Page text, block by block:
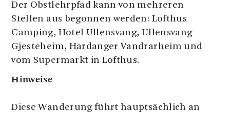
Der Obstlehrpfad kann von mehreren
Stellen aus begonnen werden: Lofthus
Camping, Hotel Ullensvang, Ullensvang
Gjesteheim, Hardanger Vandrarheim und
vom Supermarkt in Lofthus.
Hinweise
Diese Wanderung führt hauptsächlich an